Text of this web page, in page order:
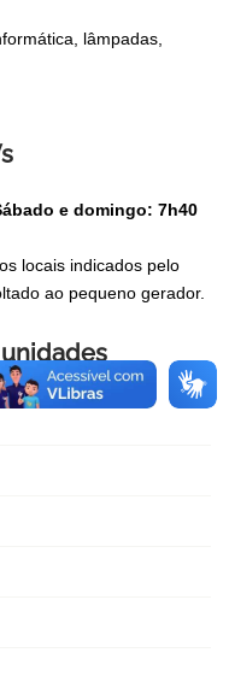
lâmpadas,
e domingo: 7h40
locais indicados pelo
ao pequeno gerador.